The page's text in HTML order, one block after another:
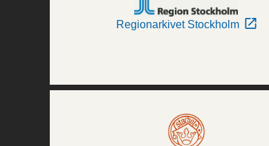
Regionarkivet Stockholm